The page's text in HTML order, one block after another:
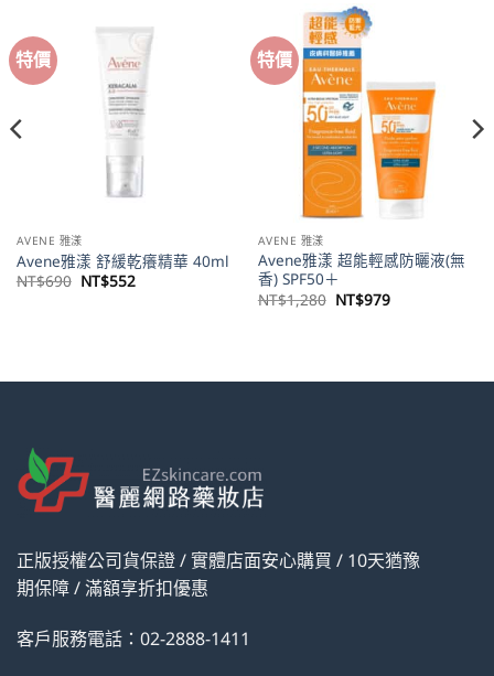
特價
AVENE 雅漾
Avene雅漾 舒緩乾癢精華 40ml
NT$690 原
NT$552目
特價
AVENE 雅漾
Avene雅漾 超能輕感防曬液(無
香) SPF50＋
NT$1,280 原
始
NT$979目
正版授權公司貨保證 / 實體店面安心購買 / 10天猶豫
期保障 / 滿額享折扣優惠
客戶服務電話：02-2888-1411